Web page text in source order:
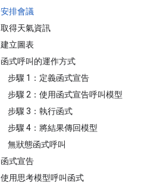
安排會議
取得天氣資訊
建立圖表
函式呼叫的運作方式
步驟 1：定義函式宣告
步驟 2：使用函式宣告呼叫模型
步驟 3：執行函式
步驟 4：將結果傳回模型
無狀態函式呼叫
函式宣告
使用思考模型呼叫函式